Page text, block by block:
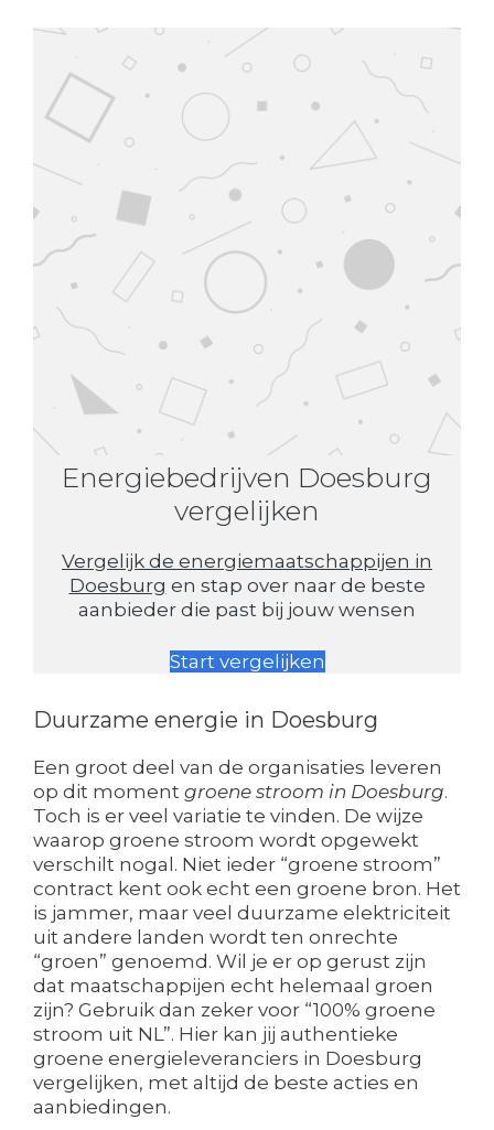
Energiebedrijven Doesburg
vergelijken
Vergelijk de energiemaatschappijen in
Doesburg en stap over naar de beste
aanbieder die past bij jouw wensen
Start vergelijken
Duurzame energie in Doesburg
Een groot deel van de organisaties leveren
op dit moment groene stroom in Doesburg.
Toch is er veel variatie te vinden. De wijze
waarop groene stroom wordt opgewekt
verschilt nogal. Niet ieder “groene stroom”
contract kent ook echt een groene bron. Het
is jammer, maar veel duurzame elektriciteit
uit andere landen wordt ten onrechte
“groen” genoemd. Wil je er op gerust zijn
dat maatschappijen echt helemaal groen
zijn? Gebruik dan zeker voor “100% groene
stroom uit NL”. Hier kan jij authentieke
groene energieleveranciers in Doesburg
vergelijken, met altijd de beste acties en
aanbiedingen.